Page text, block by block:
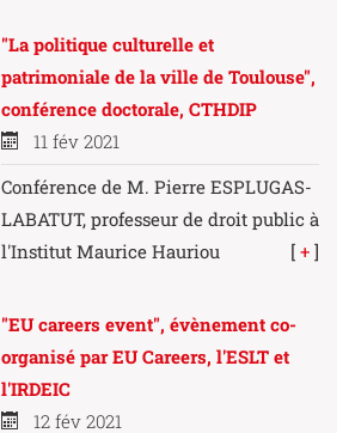
"La politique culturelle et
patrimoniale de la ville de Toulouse",
conférence doctorale, CTHDIP
11 fév 2021
Conférence de M. Pierre ESPLUGAS-
LABATUT, professeur de droit public à
l'Institut Maurice Hauriou
[ + ]
"EU careers event", évènement co-
organisé par EU Careers, l'ESLT et
l'IRDEIC
12 fév 2021